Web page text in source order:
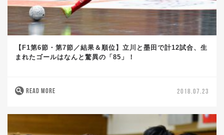
【F1第6節・第7節／結果＆順位】立川と墨田で計12試合、生
まれたゴールはなんと驚異の「85」！
READ MORE 2018.07.23